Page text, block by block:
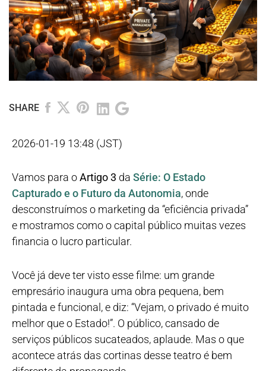
SHARE
2026-01-19 13:48 (JST)
Vamos para oArtigo 3 da Série: O Estado
Capturado e o Futuro da Autonomia, onde
desconstruímos o marketing da “eficiência privada”
e mostramos como o capital público muitas vezes
financia o lucro particular.
Você já deve ter visto esse filme: um grande
empresário inaugura uma obra pequena, bem
pintada e funcional, e diz: “Vejam, o privado é muito
melhor que o Estado!”. O público, cansado de
serviços públicos sucateados, aplaude. Mas o que
acontece atrás das cortinas desse teatro é bem